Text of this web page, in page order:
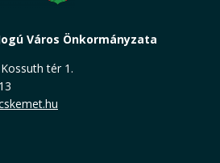
Város Önkormányzata
tér 1.